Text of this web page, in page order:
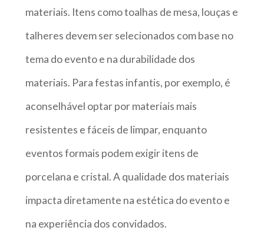
materiais. Itens como toalhas de mesa, louças e
talheres devem ser selecionados com base no
tema do evento e na durabilidade dos
materiais. Para festas infantis, por exemplo, é
aconselhável optar por materiais mais
resistentes e fáceis de limpar, enquanto
eventos formais podem exigir itens de
porcelana e cristal. A qualidade dos materiais
impacta diretamente na estética do evento e
na experiência dos convidados.